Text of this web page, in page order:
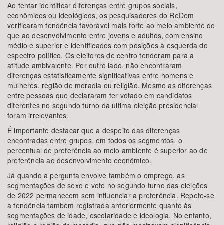
Ao tentar identificar diferenças entre grupos sociais,
econômicos ou ideológicos, os pesquisadores do ReDem
verificaram tendência favorável mais forte ao meio ambiente do
que ao desenvolvimento entre jovens e adultos, com ensino
médio e superior e identificados com posições à esquerda do
espectro político. Os eleitores de centro tenderam para a
atitude ambivalente. Por outro lado, não encontraram
diferenças estatisticamente significativas entre homens e
mulheres, região de moradia ou religião. Mesmo as diferenças
entre pessoas que declararam ter votado em candidatos
diferentes no segundo turno da última eleição presidencial
foram irrelevantes.
É importante destacar que a despeito das diferenças
encontradas entre grupos, em todos os segmentos, o
percentual de preferência ao meio ambiente é superior ao de
preferência ao desenvolvimento econômico.
Já quando a pergunta envolve também o emprego, as
segmentações de sexo e voto no segundo turno das eleições
de 2022 permanecem sem influenciar a preferência. Repete-se
a tendência também registrada anteriormente quanto às
segmentações de idade, escolaridade e ideologia. No entanto,